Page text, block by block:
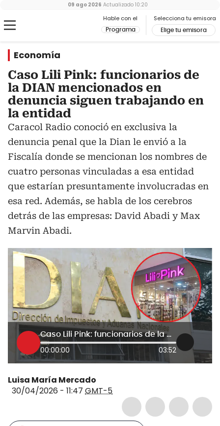
Hable con el
Programa
Selecciona tu emisora
Elige tu emisora
09 ago 2026 Actualizado 10:20
Economía
Caso Lili Pink: funcionarios de
la DIAN mencionados en
denuncia siguen trabajando en
la entidad
Caracol Radio conoció en exclusiva la
denuncia penal que la Dian le envió a la
Fiscalía donde se mencionan los nombres de
cuatro personas vinculadas a esa entidad
que estarían presuntamente involucradas en
esa red. Además, se habla de los cerebros
detrás de las empresas: David Abadi y Max
Marvin Abadi.
Caso Lili Pink: funcionarios de la DIAN mencionados en denuncia siguen trabajando en la entidad
00:00:00 03:52
Luisa María Mercado
30/04/2026 - 11:47 GMT-5